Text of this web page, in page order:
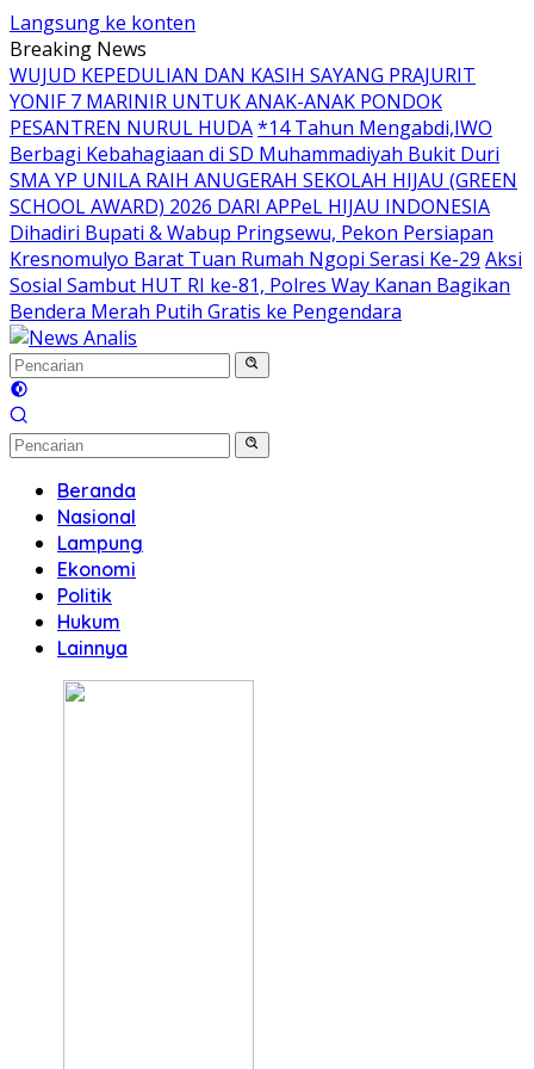
Langsung ke konten
Breaking News
WUJUD KEPEDULIAN DAN KASIH SAYANG PRAJURIT
YONIF 7 MARINIR UNTUK ANAK-ANAK PONDOK
PESANTREN NURUL HUDA*14 Tahun Mengabdi,IWO
Berbagi Kebahagiaan di SD Muhammadiyah Bukit Duri
SMA YP UNILA RAIH ANUGERAH SEKOLAH HIJAU (GREEN
SCHOOL AWARD) 2026 DARI APPeL HIJAU INDONESIA
Dihadiri Bupati & Wabup Pringsewu, Pekon Persiapan
Kresnomulyo Barat Tuan Rumah Ngopi Serasi Ke-29 Aksi
Sosial Sambut HUT RI ke-81, Polres Way Kanan Bagikan
Bendera Merah Putih Gratis ke Pengendara
Beranda
Nasional
Lampung
Ekonomi
Politik
Hukum
Lainnya